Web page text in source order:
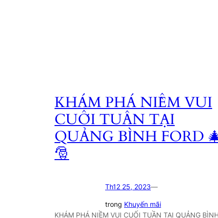
KHÁM PHÁ NIỀM VUI
CUỐI TUẦN TẠI
QUẢNG BÌNH FORD
🎅
Th12 25, 2023—
trong Khuyến mãi
KHÁM PHÁ NIỀM VUI CUỐI TUẦN TẠI QUẢNG BÌNH